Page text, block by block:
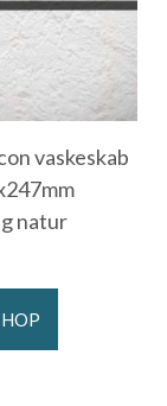
vaskeskab
natur